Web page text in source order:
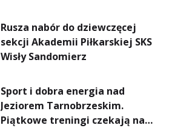
Rusza nabór do dziewczęcej
sekcji Akademii Piłkarskiej SKS
Wisły Sandomierz
Sport i dobra energia nad
Jeziorem Tarnobrzeskim.
Piątkowe treningi czekają na